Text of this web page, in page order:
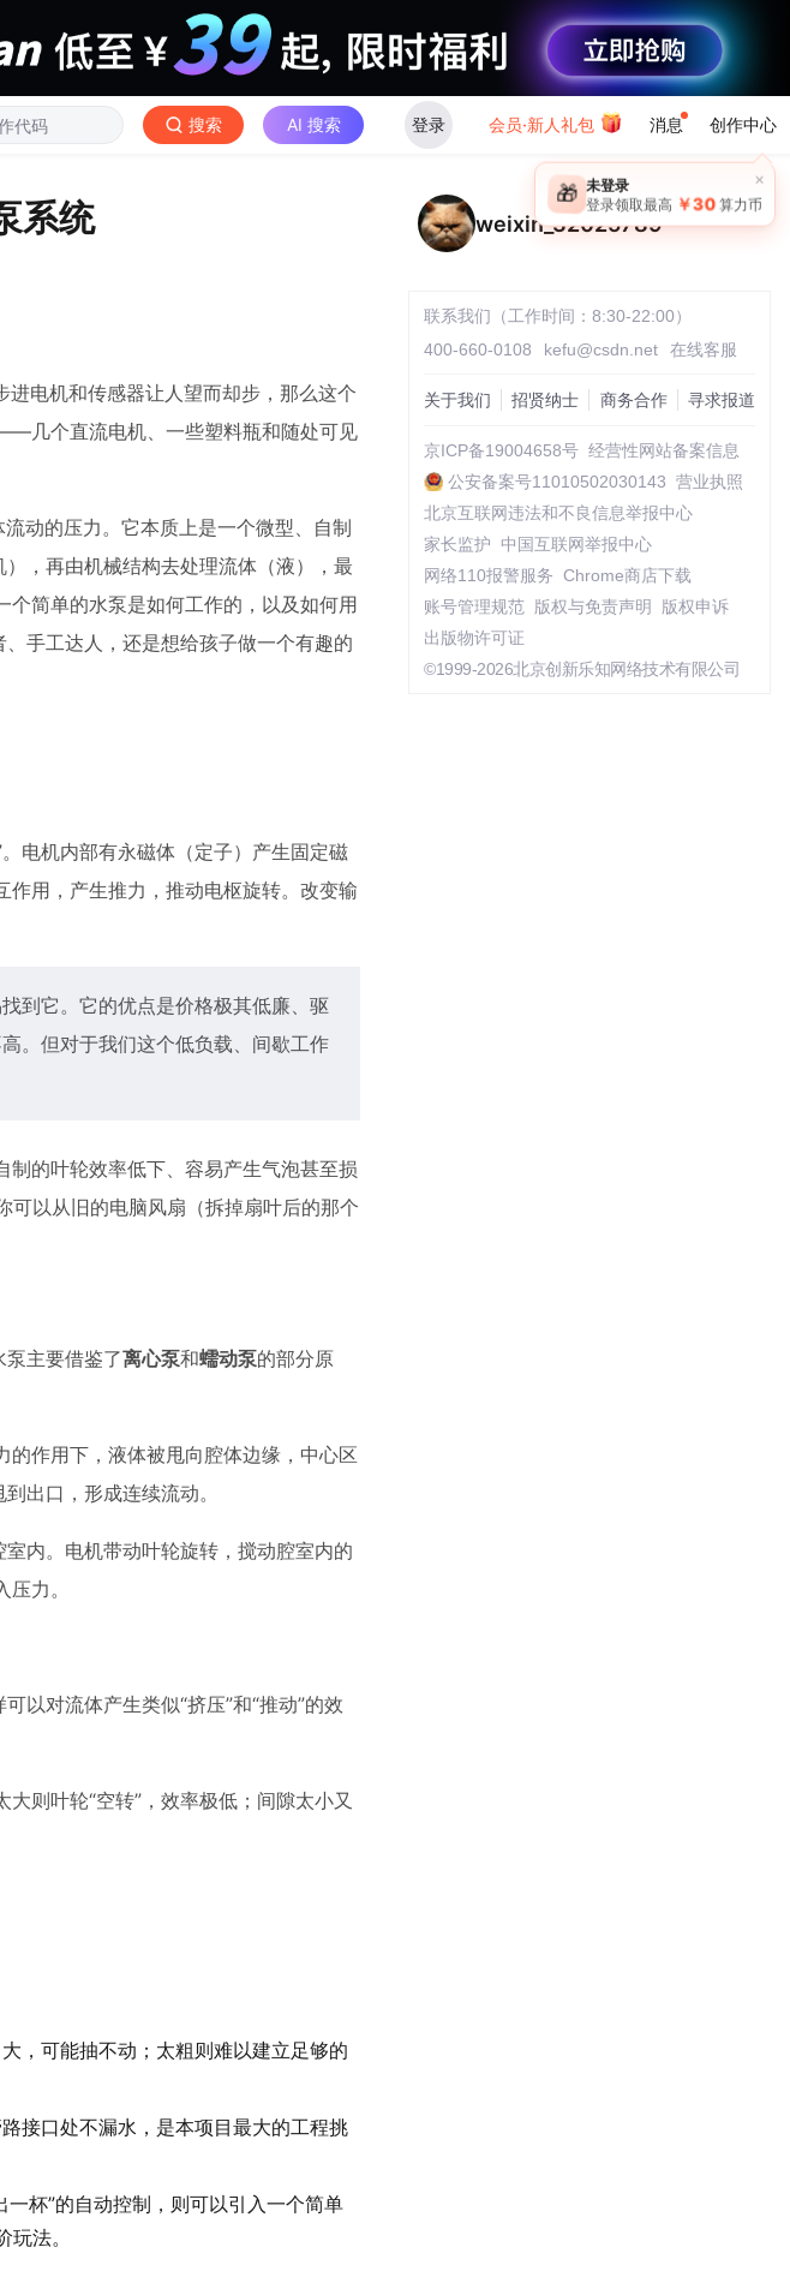
搜索 AI 搜索 登录 会员·新人礼包 消息 创作中心
×
🎁 未登录
登录领取最高 ￥30 算力币
系统
电机和传感器让人望而却步，那么这个
几个直流电机、一些塑料瓶和随处可见
动的压力。它本质上是一个微型、自制
，再由机械结构去处理流体（液），最
简单的水泵是如何工作的，以及如何用
手工达人，还是想给孩子做一个有趣的
电机内部有永磁体（定子）产生固定磁
用，产生推力，推动电枢旋转。改变输
到它。它的优点是价格极其低廉、驱
。但对于我们这个低负载、间歇工作
的叶轮效率低下、容易产生气泡甚至损
以从旧的电脑风扇（拆掉扇叶后的那个
主要借鉴了离心泵和蠕动泵的部分原
的作用下，液体被甩向腔体边缘，中心区
出口，形成连续流动。
内。电机带动叶轮旋转，搅动腔室内的
力。
以对流体产生类似“挤压”和“推动”的效
则叶轮“空转”，效率极低；间隙太小又
，可能抽不动；太粗则难以建立足够的
接口处不漏水，是本项目最大的工程挑
杯”的自动控制，则可以引入一个简单
法。
weixin_32025789
联系我们（工作时间：8:30-22:00）
400-660-0108
kefu@csdn.net 在线客服
关于我们 招贤纳士 商务合作 寻求报道
京ICP备19004658号 经营性网站备案信息
公安备案号11010502030143 营业执照
北京互联网违法和不良信息举报中心
家长监护
中国互联网举报中心
网络110报警服务 Chrome商店下载
账号管理规范
版权与免责声明
版权申诉
出版物许可证
©1999-2026北京创新乐知网络技术有限公司